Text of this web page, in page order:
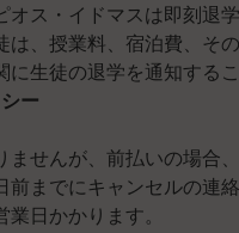
オス・イドマスは即刻退
は、授業料、宿泊費、そ
に生徒の退学を通知する
ー
ませんが、前払いの場合
前までにキャンセルの連
業日かかります。